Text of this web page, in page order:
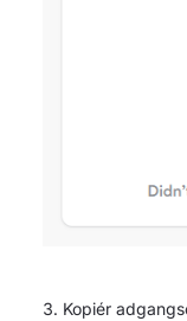
Kopiér